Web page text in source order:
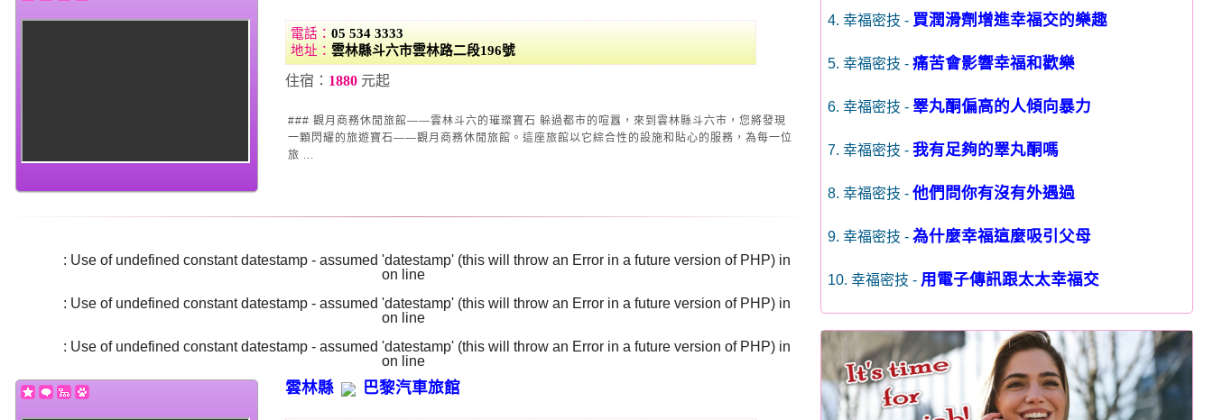
電話： 05 534 3333
地址： 雲林縣斗六市雲林路二段196號
住宿： 1880元起
### 觀月商務休閒旅館——雲林斗六的璀璨寶石 躲過都市的喧囂，來到雲林縣斗六市，您將發現
一顆閃耀的旅遊寶石——觀月商務休閒旅館。這座旅館以它綜合性的設施和貼心的服務，為每一位
旅 ...
: Use of undefined constant datestamp - assumed 'datestamp' (this will throw an Error in a future version of PHP) in
on line
: Use of undefined constant datestamp - assumed 'datestamp' (this will throw an Error in a future version of PHP) in
on line
: Use of undefined constant datestamp - assumed 'datestamp' (this will throw an Error in a future version of PHP) in
on line
雲林縣 巴黎汽車旅館
4. 幸福密技 - 買潤滑劑增進幸福交的樂趣
5. 幸福密技 - 痛苦會影響幸福和歡樂
6. 幸福密技 - 睪丸酮偏高的人傾向暴力
7. 幸福密技 - 我有足夠的睪丸酮嗎
8. 幸福密技 - 他們問你有沒有外遇過
9. 幸福密技 - 為什麼幸福這麼吸引父母
10. 幸福密技 - 用電子傳訊跟太太幸福交